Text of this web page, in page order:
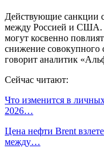
Действующие санкции
между Россией и США.
могут косвенно
снижение совокупного
говорит аналитик
Сейчас читают:
Что изменится в
2026…
Цена нефти Brent
между…